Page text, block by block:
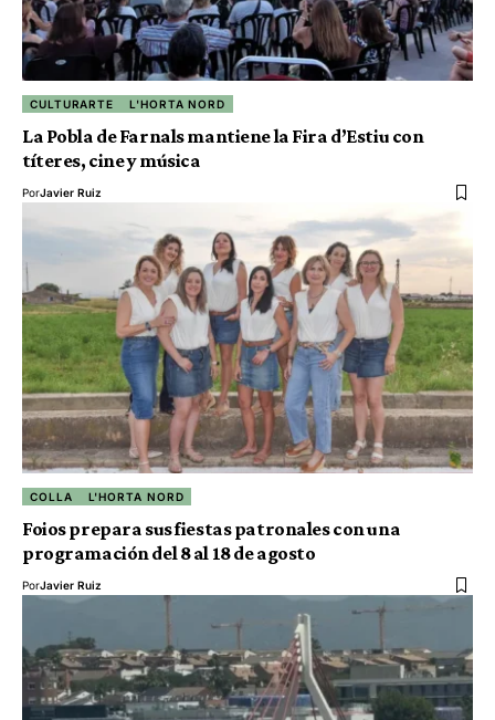
CULTURARTE L'HORTA NORD
La Pobla de Farnals mantiene la Fira d’Estiu con
títeres, cine y música
PorJavier Ruiz
COLLA L'HORTA NORD
Foios prepara sus fiestas patronales con una
programación del 8 al 18 de agosto
PorJavier Ruiz